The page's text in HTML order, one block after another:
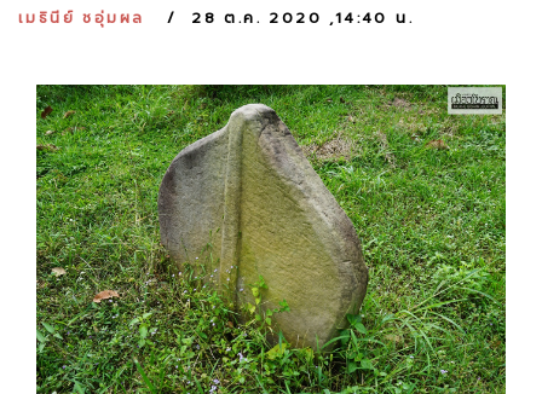
เมธินีย์ ชอุ่มผล 28 ต.ค. 2020 ,14:40 น.